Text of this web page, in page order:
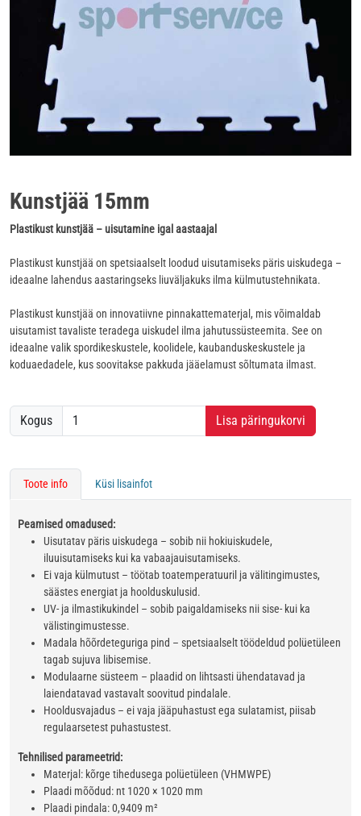
Kunstjää 15mm
Plastikust kunstjää – uisutamine igal aastaajal
Plastikust kunstjää on spetsiaalselt loodud uisutamiseks päris uiskudega –
ideaalne lahendus aastaringseks liuväljakuks ilma külmutustehnikata.
Plastikust kunstjää on innovatiivne pinnakattematerjal, mis võimaldab
uisutamist tavaliste teradega uiskudel ilma jahutussüsteemita. See on
ideaalne valik spordikeskustele, koolidele, kaubanduskeskustele ja
koduaedadele, kus soovitakse pakkuda jääelamust sõltumata ilmast.
Kogus Lisa päringukorvi
Toote info Küsi lisainfot
Peamised omadused:
Uisutatav päris uiskudega – sobib nii hokiuiskudele,
iluuisutamiseks kui ka vabaajauisutamiseks.
Ei vaja külmutust – töötab toatemperatuuril ja välitingimustes,
säästes energiat ja hoolduskulusid.
UV- ja ilmastikukindel – sobib paigaldamiseks nii sise- kui ka
välistingimustesse.
Madala hõõrdeteguriga pind – spetsiaalselt töödeldud polüetüleen
tagab sujuva libisemise.
Modulaarne süsteem – plaadid on lihtsasti ühendatavad ja
laiendatavad vastavalt soovitud pindalale.
Hooldusvajadus – ei vaja jääpuhastust ega sulatamist, piisab
regulaarsetest puhastustest.
Tehnilised parameetrid:
Materjal: kõrge tihedusega polüetüleen (VHMWPE)
Plaadi mõõdud: nt 1020 × 1020 mm
Plaadi pindala: 0,9409 m²